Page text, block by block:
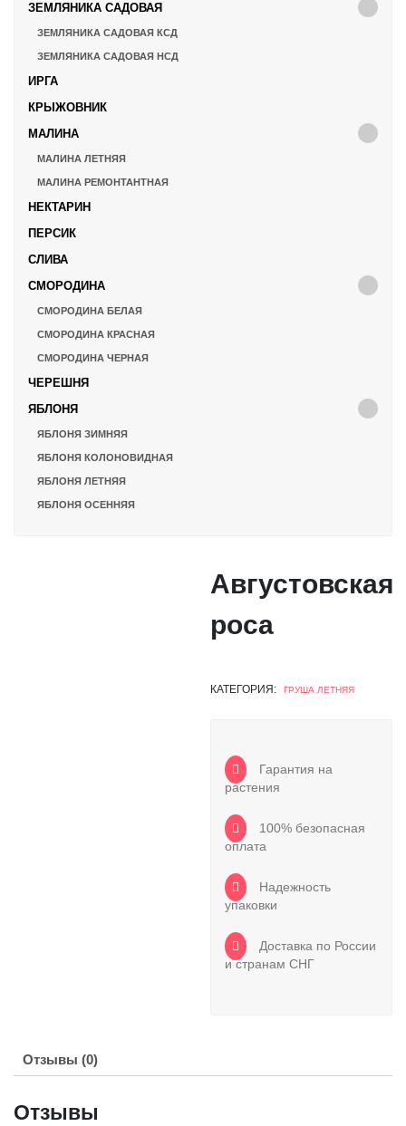
Августовская
роса
КАТЕГОРИЯ: ГРУША ЛЕТНЯЯ
Гарантия на
растения
100% безопасная
оплата
Надежность
упаковки
Доставка по России
и странам СНГ
Отзывы (0)
Отзывы
ЗЕМЛЯНИКА САДОВАЯ
ЗЕМЛЯНИКА САДОВАЯ КСД
ЗЕМЛЯНИКА САДОВАЯ НСД
ИРГА
КРЫЖОВНИК
МАЛИНА
МАЛИНА ЛЕТНЯЯ
МАЛИНА РЕМОНТАНТНАЯ
НЕКТАРИН
ПЕРСИК
СЛИВА
СМОРОДИНА
СМОРОДИНА БЕЛАЯ
СМОРОДИНА КРАСНАЯ
СМОРОДИНА ЧЕРНАЯ
ЧЕРЕШНЯ
ЯБЛОНЯ
ЯБЛОНЯ ЗИМНЯЯ
ЯБЛОНЯ КОЛОНОВИДНАЯ
ЯБЛОНЯ ЛЕТНЯЯ
ЯБЛОНЯ ОСЕННЯЯ